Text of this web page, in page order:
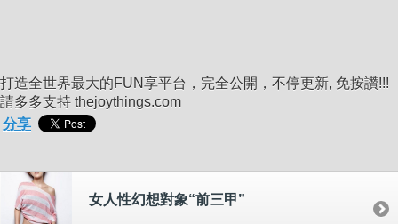
打造全世界最大的FUN享平台，完全公開，不停更新, 免按讚!!!
請多多支持 thejoythings.com
分享
女人性幻想對象“前三甲”